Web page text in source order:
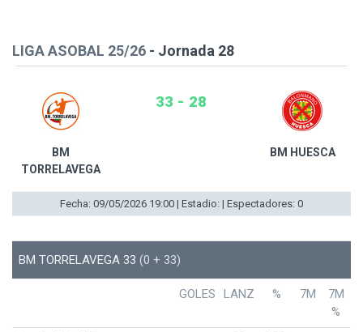
LIGA ASOBAL 25/26 - Jornada 28
BM
TORRELAVEGA
33 - 28
BM HUESCA
Fecha: 09/05/2026 19:00 | Estadio: | Espectadores: 0
BM TORRELAVEGA 33 (0 + 33)
GOLES LANZ % 7M
7M
%